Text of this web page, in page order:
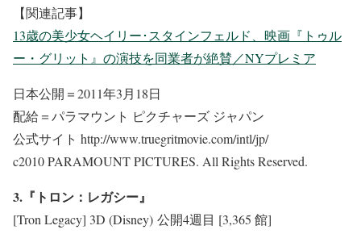
【関連記事】
13歳の美少女ヘイリー･スタインフェルド、映画『トゥル
ー・グリット』の演技を同業者が絶賛／NYプレミア
日本公開＝2011年3月18日
配給＝パラマウント ピクチャーズ ジャパン
公式サイト http://www.truegritmovie.com/intl/jp/
c2010 PARAMOUNT PICTURES. All Rights Reserved.
3.『トロン：レガシー』
[Tron Legacy] 3D (Disney) 公開4週目 [3,365 館]